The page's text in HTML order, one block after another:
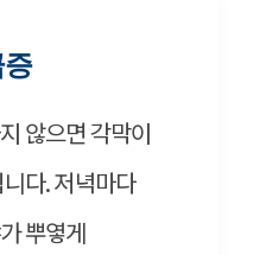
않으면 각막이
다. 저녁마다
뿌옇게